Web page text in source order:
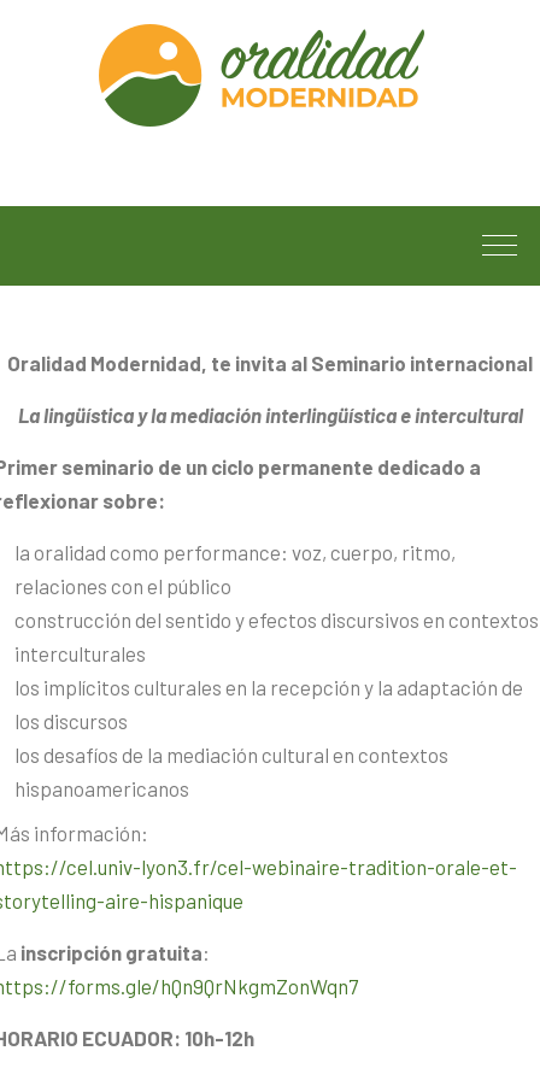
Oralidad Modernidad, te invita al Seminario internacional
Lalingüística y la mediación interlingüística e intercultural
rimer seminario de un ciclo permanente dedicado a
sobre:
la oralidad como performance: voz, cuerpo, ritmo,
relaciones con el público
construcción del sentido y efectos discursivos en contextos
interculturales
los implícitos culturales en la recepción y la adaptación de
los discursos
los desafíos de la mediación cultural en contextos
hispanoamericanos
información:
cel.univ-lyon3.fr/cel-webinaire-tradition-orale-et-
aire-hispanique
inscripción gratuita:
forms.gle/hQn9QrNkgmZonWqn7
ECUADOR: 10h-12h